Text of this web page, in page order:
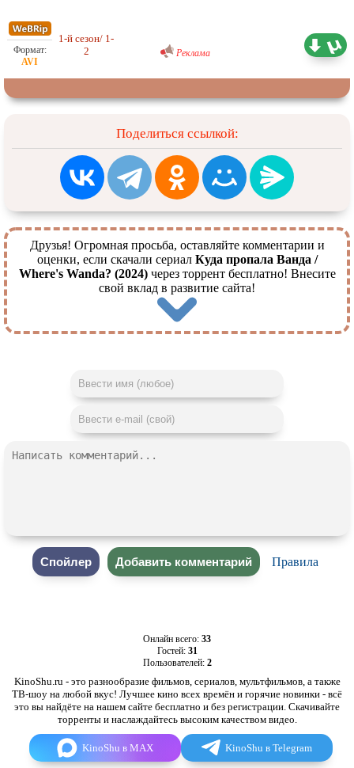
1-й сезон/ 1-
2
Реклама
Поделиться ссылкой:
Друзья! Огромная просьба, оставляйте комментарии и
оценки, если скачали сериал Куда пропала Ванда /
Where's Wanda? (2024)через торрент бесплатно! Внесите
свой вклад в развитие сайта!
Правила
Онлайн всего: 33
Гостей: 31
Пользователей: 2
KinoShu.ru - это разнообразие фильмов, сериалов, мультфильмов, а также
ТВ-шоу на любой вкус! Лучшее кино всех времён и горячие новинки - всё
это вы найдёте на нашем сайте бесплатно и без регистрации. Скачивайте
торренты и наслаждайтесь высоким качеством видео.
KinoShu в MAX KinoShu в Telegram